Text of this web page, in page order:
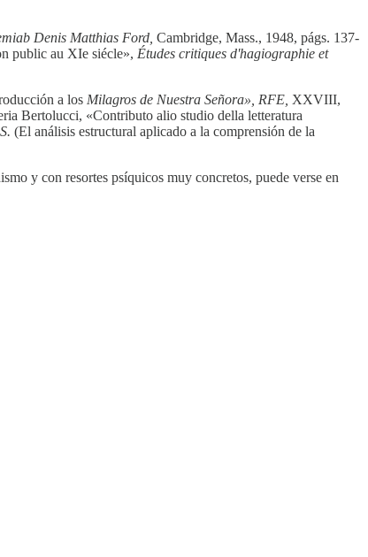
Denis Matthias Ford, Cambridge, Mass., 1948, págs. 137-
public au XIe siécle», Études critiques d'hagiographie et
a los Milagros de Nuestra Señora», RFE, XXVIII,
Bertolucci, «Contributo alio studio della letteratura
(El análisis estructural aplicado a la comprensión de la
y con resortes psíquicos muy concretos, puede verse en